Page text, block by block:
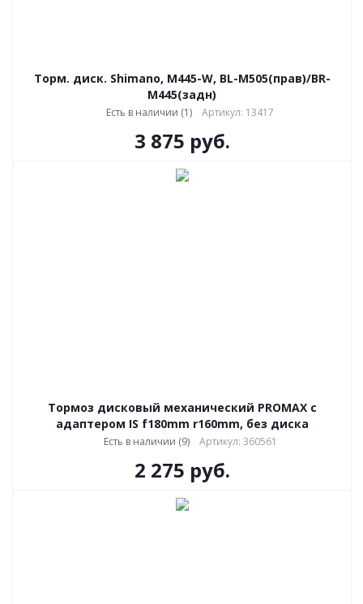
Торм. диск. Shimano, M445-W, BL-M505(прав)/BR-
M445(задн)
Есть в наличии (1) Артикул: 13417
3 875 руб.
Тормоз дисковый механический PROMAX с
адаптером IS f180mm r160mm, без диска
Есть в наличии (9) Артикул: 360561
2 275 руб.